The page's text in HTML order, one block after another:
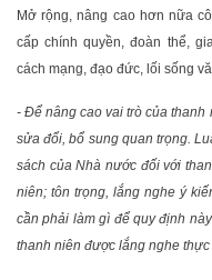
Mở rộng, nâng cao hơn nữa
cấp chính quyền, đoàn thể,
cách mạng, đạo đức, lối sống
- Để nâng cao vai trò của thanh
sửa đổi, bổ sung quan trọng.
sách của Nhà nước đối với
niên; tôn trọng, lắng nghe ý
cần phải làm gì để quy định
thanh niên được lắng nghe thực